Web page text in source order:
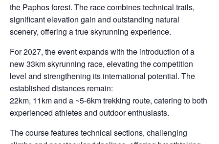
the Paphos forest. The race combines technical trails,
significant elevation gain and outstanding natural
scenery, offering a true skyrunning experience.
For 2027, the event expands with the introduction of a
new 33km skyrunning race, elevating the competition
level and strengthening its international potential. The
established distances remain:
22km, 11km and a ~5-6km trekking route, catering to both
experienced athletes and outdoor enthusiasts.
The course features technical sections, challenging